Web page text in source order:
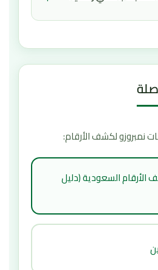
مباشرة بدون تحميل أي
باستخدام خدمة"أرقامي"
والفضاء والتقنية
نمبروزو لكشف الأرقام:
السعودية (دليل